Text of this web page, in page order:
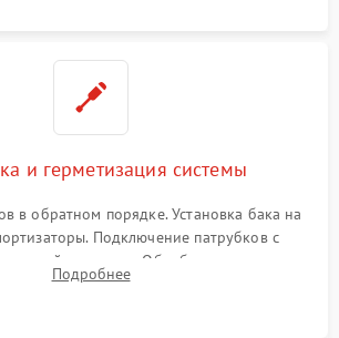
и герметизация системы
в обратном порядке. Установка бака на
Подключение патрубков с
хомутами. Обработка стыков
возможных протечек воды.
Подробнее